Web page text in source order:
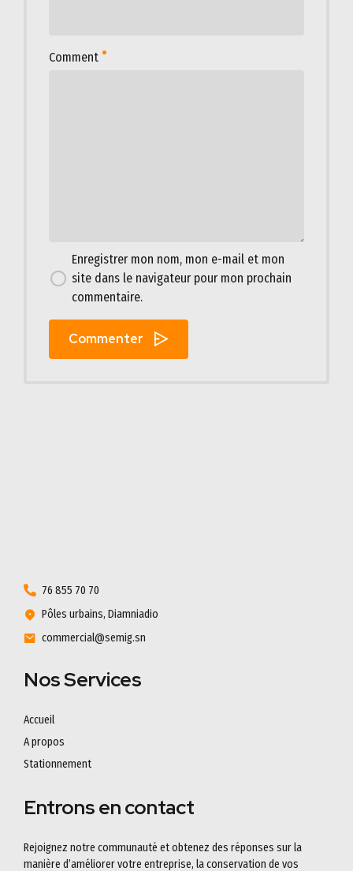
Comment
Enregistrer mon nom, mon e-mail et mon
site dans le navigateur pour mon prochain
commentaire.
Commenter
76 855 70 70
Pôles urbains, Diamniadio
commercial@semig.sn
Nos Services
Accueil
A propos
Stationnement
Entrons en contact
Rejoignez notre communauté et obtenez des réponses sur la
manière d’améliorer votre entreprise, la conservation de vos